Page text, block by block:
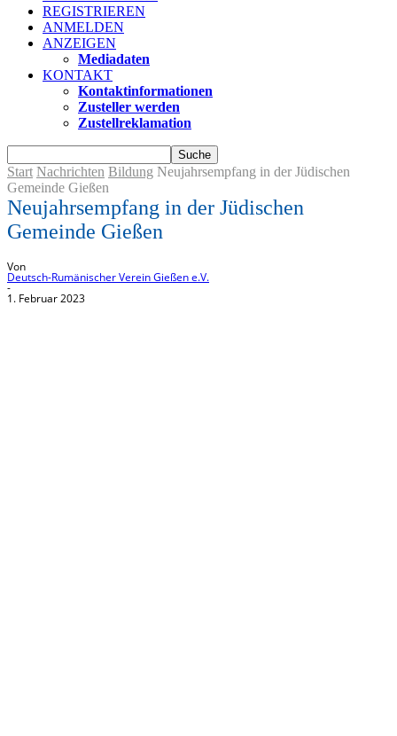
REGISTRIEREN
ANMELDEN
ANZEIGEN
Mediadaten
KONTAKT
Kontaktinformationen
Zusteller werden
Zustellreklamation
Start Nachrichten Bildung Neujahrsempfang in der Jüdischen
Gemeinde Gießen
Neujahrsempfang in der Jüdischen
Gemeinde Gießen
Von
Deutsch-Rumänischer Verein Gießen e.V.
-
1. Februar 2023